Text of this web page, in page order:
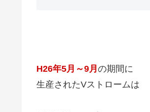
H26年5月～9月 の期間に
生産されたVストロームは